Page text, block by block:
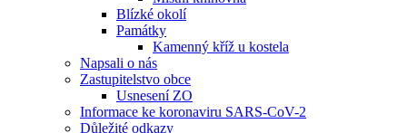
Blízké okolí
Památky
Kamenný kříž u kostela
Napsali o nás
Zastupitelstvo obce
Usnesení ZO
Informace ke koronaviru SARS-CoV-2
Důležité odkazy